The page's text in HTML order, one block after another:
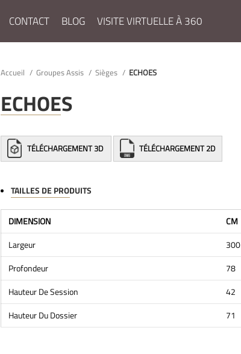
CONTACT BLOG VISITE VIRTUELLE À 360
Accueil Groupes Assis Sièges ECHOES
ECHOES
TÉLÉCHARGEMENT 3D TÉLÉCHARGEMENT 2D
TAILLES DE PRODUITS
DIMENSION CM
Largeur
300
Profondeur
78
Hauteur De Session
42
Hauteur Du Dossier
71